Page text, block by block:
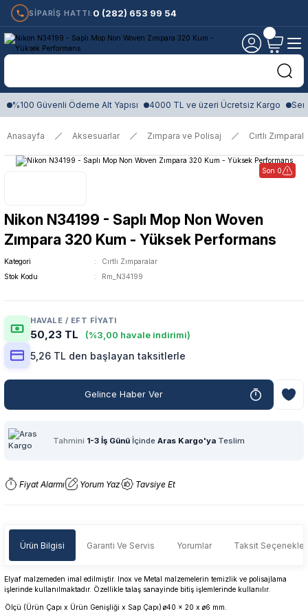
SİPARİŞ HATTI: 0 (282) 653 99 54
%100 Güvenli Ödeme Alt Yapısı 4000 TL ve üzeri Ücretsiz Kargo
Anasayfa Aksesuarlar Zımpara ve Polisaj Cırtlı
Son 0
Nikon N34199 - Saplı Mop Non Woven
Zımpara 320 Kum - Yüksek Performans
Kategori
Cırtlı Zımparalar
Stok Kodu
Rm_N34199
HAVALE / EFT FIYATI
50,23 TL (%3,00 havale indirimi)
5,26 TL den başlayan taksitlerle
Gelince Haber Ver
Tahmini 1-3 İş Günü İçinde Aras Kargo'ya Teslim
Fiyat Alarmı Yorum Yaz Tavsiye Et
Ürün Bilgisi Garanti Ve Servis Yorumlar Taksit
Elyaf malzemeden imal edilmiştir. Inox ve Metal malzemelerin temizlik ve polisajlama
işlerinde kullanılmaktadır. Özellikle talaş sanayinde bitiş işlemlerinde kullanılır.
Ölçü (Ürün Çapı x Ürün Genişliği x Sap Çapı) ø40 x 20 x ø6 mm.